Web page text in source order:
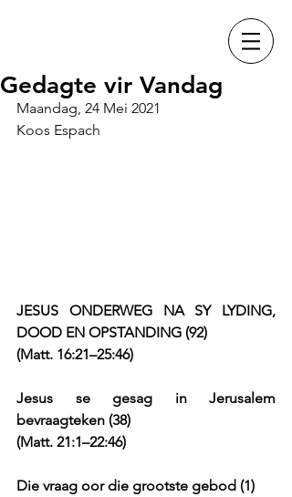
Gedagte vir Vandag
Maandag, 24 Mei 2021
Koos Espach
JESUS ONDERWEG NA SY LYDING,
DOOD EN OPSTANDING (92)
(Matt. 16:21–25:46)
Jesus se gesag in Jerusalem
bevraagteken (38)
(Matt. 21:1–22:46)
Die vraag oor die grootste gebod (1)